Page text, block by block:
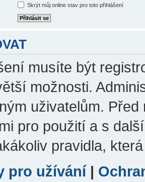
Skrýt můj online stav pro toto přihlášení
musíte být
možnosti.
uživatelům.
pro použití a s
pravidla,
pro užívání|